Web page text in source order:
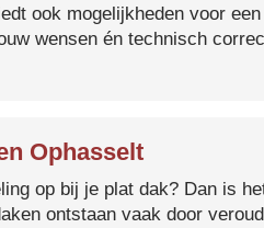
ook mogelijkheden voor
wensen én technisch
Ophasselt
op bij je plat dak? Dan is
ontstaan vaak door